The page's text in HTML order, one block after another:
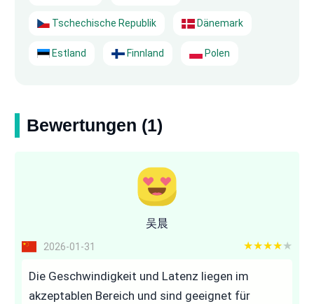
Tschechische Republik Dänemark
Estland Finnland Polen
Bewertungen (1)
吴晨
2026-01-31 4 out of 5
Die Geschwindigkeit und Latenz liegen im
akzeptablen Bereich und sind geeignet für